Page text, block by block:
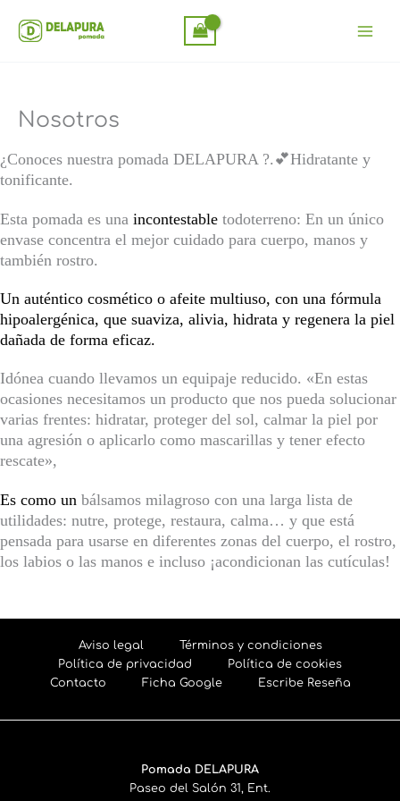
contenido
Nosotros
¿Conoces nuestra pomada DELAPURA ?.💕Hidratante y
tonificante.
Esta pomada es una incontestable todoterreno: En un único
envase concentra el mejor cuidado para cuerpo, manos y
también rostro.
Un auténtico cosmético o afeite multiuso, con una fórmula
hipoalergénica, que suaviza, alivia, hidrata y regenera la piel
dañada de forma eficaz.
Idónea cuando llevamos un equipaje reducido. «En estas
ocasiones necesitamos un producto que nos pueda solucionar
varias frentes: hidratar, proteger del sol, calmar la piel por
una agresión o aplicarlo como mascarillas y tener efecto
rescate»,
Es como un bálsamos milagroso con una larga lista de
utilidades: nutre, protege, restaura, calma… y que está
pensada para usarse en diferentes zonas del cuerpo, el rostro,
los labios o las manos e incluso ¡acondicionan las cutículas!
Aviso legal
Términos y condiciones
Política de privacidad
Política de cookies
Contacto
Ficha Google Escribe Reseña
Pomada DELAPURA
Paseo del Salón 31, Ent.